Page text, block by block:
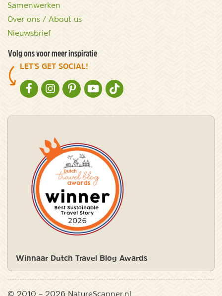
Samenwerken
Over ons / About us
Nieuwsbrief
Volg ons voor meer inspiratie
LET'S GET SOCIAL!
NATURESCANNER OP FACEBOOK
NATURESCANNER OP INSTAGRAM
NATURESCANNER OP PINTEREST
NATURESCANNER OP YOUTUBE
NATURESCANNER OP TIKTOK
Winnaar Dutch Travel Blog Awards
© 2010 – 2026 NatureScanner.nl